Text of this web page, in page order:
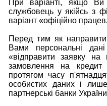
При варіанті, якщо Ви
службовець у якійсь з
варіант «офіційно
Перед тим як направити
Вами персональні
«відправити заявку на
замовлення на кредит
протягом часу
особистих даних і
партнерські банки